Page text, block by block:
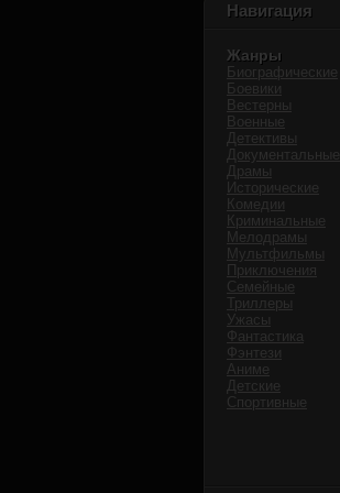
Навигация
Жанры
Биографические
Боевики
Вестерны
Военные
Детективы
Документальные
Драмы
Исторические
Комедии
Криминальные
Мелодрамы
Мультфильмы
Приключения
Семейные
Триллеры
Ужасы
Фантастика
Фэнтези
Аниме
Детские
Спортивные